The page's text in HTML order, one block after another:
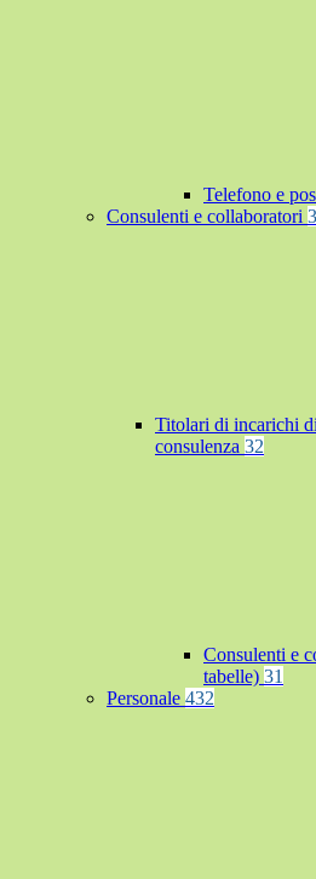
Telefono e
Consulenti e collaboratori
Titolari di incarichi
consulenza 32
Consulenti e
tabelle) 31
Personale 432